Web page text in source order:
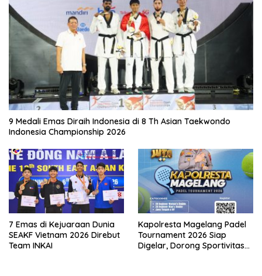
9 Medali Emas Diraih Indonesia di 8 Th Asian Taekwondo
Indonesia Championship 2026
7 Emas di Kejuaraan Dunia
SEAKF Vietnam 2026 Direbut
Team INKAI
Kapolresta Magelang Padel
Tournament 2026 Siap
Digelar, Dorong Sportivitas